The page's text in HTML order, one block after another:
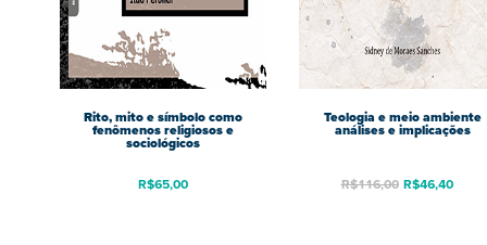
Rito, mito e símbolo como
fenômenos religiosos e
sociológicos
R$65,00
Teologia e meio ambiente
análises e implicações
R$116,00 R$46,40